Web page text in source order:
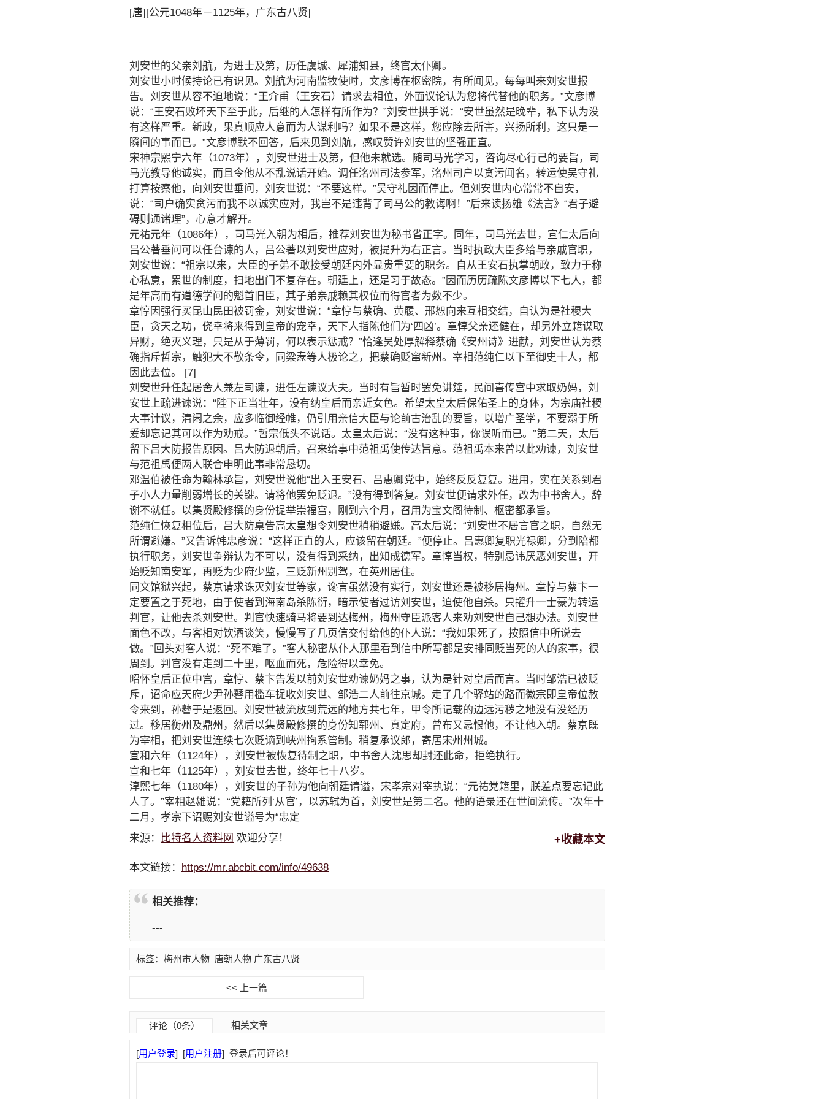
[唐][公元1048年－1125年，广东古八贤]
刘安世的父亲刘航，为进士及第，历任虞城、犀浦知县，终官太仆卿。
刘安世小时候持论已有识见。刘航为河南监牧使时，文彦博在枢密院，有所闻见，每每叫来刘安世报
告。刘安世从容不迫地说：“王介甫（王安石）请求去相位，外面议论认为您将代替他的职务。”文彦博
说：“王安石败坏天下至于此，后继的人怎样有所作为？”刘安世拱手说：“安世虽然是晚辈，私下认为没
有这样严重。新政，果真顺应人意而为人谋利吗？如果不是这样，您应除去所害，兴扬所利，这只是一
瞬间的事而已。”文彦博默不回答，后来见到刘航，感叹赞许刘安世的坚强正直。
宋神宗熙宁六年（1073年），刘安世进士及第，但他未就选。随司马光学习，咨询尽心行己的要旨，司
马光教导他诚实，而且令他从不乱说话开始。调任洺州司法参军，洺州司户以贪污闻名，转运使吴守礼
打算按察他，向刘安世垂问，刘安世说：“不要这样。”吴守礼因而停止。但刘安世内心常常不自安，
说：“司户确实贪污而我不以诚实应对，我岂不是违背了司马公的教诲啊！”后来读扬雄《法言》“君子避
碍则通诸理”，心意才解开。
元祐元年（1086年），司马光入朝为相后，推荐刘安世为秘书省正字。同年，司马光去世，宣仁太后向
吕公著垂问可以任台谏的人，吕公著以刘安世应对，被提升为右正言。当时执政大臣多给与亲戚官职，
刘安世说：“祖宗以来，大臣的子弟不敢接受朝廷内外显贵重要的职务。自从王安石执掌朝政，致力于称
心私意，累世的制度，扫地出门不复存在。朝廷上，还是习于故态。”因而历历疏陈文彦博以下七人，都
是年高而有道德学问的魁首旧臣，其子弟亲戚赖其权位而得官者为数不少。
章惇因强行买昆山民田被罚金，刘安世说：“章惇与蔡确、黄履、邢恕向来互相交结，自认为是社稷大
臣，贪天之功，侥幸将来得到皇帝的宠幸，天下人指陈他们为‘四凶’。章惇父亲还健在，却另外立籍谋取
异财，绝灭义理，只是从于薄罚，何以表示惩戒？”恰逢吴处厚解释蔡确《安州诗》进献，刘安世认为蔡
确指斥哲宗，触犯大不敬条令，同梁焘等人极论之，把蔡确贬窜新州。宰相范纯仁以下至御史十人，都
因此去位。 [7]
刘安世升任起居舍人兼左司谏，进任左谏议大夫。当时有旨暂时罢免讲筵，民间喜传宫中求取奶妈，刘
安世上疏进谏说：“陛下正当壮年，没有纳皇后而亲近女色。希望太皇太后保佑圣上的身体，为宗庙社稷
大事计议，清闲之余，应多临御经帷，仍引用亲信大臣与论前古治乱的要旨，以增广圣学，不要溺于所
爱却忘记其可以作为劝戒。”哲宗低头不说话。太皇太后说：“没有这种事，你误听而已。”第二天，太后
留下吕大防报告原因。吕大防退朝后，召来给事中范祖禹使传达旨意。范祖禹本来曾以此劝谏，刘安世
与范祖禹便两人联合申明此事非常恳切。
邓温伯被任命为翰林承旨，刘安世说他“出入王安石、吕惠卿党中，始终反反复复。进用，实在关系到君
子小人力量削弱增长的关键。请将他罢免贬退。”没有得到答复。刘安世便请求外任，改为中书舍人，辞
谢不就任。以集贤殿修撰的身份提举崇福宫，刚到六个月，召用为宝文阁待制、枢密都承旨。
范纯仁恢复相位后，吕大防禀告高太皇想令刘安世稍稍避嫌。高太后说：“刘安世不居言官之职，自然无
所谓避嫌。”又告诉韩忠彦说：“这样正直的人，应该留在朝廷。”便停止。吕惠卿复职光禄卿，分到陪都
执行职务，刘安世争辩认为不可以，没有得到采纳，出知成德军。章惇当权，特别忌讳厌恶刘安世，开
始贬知南安军，再贬为少府少监，三贬新州别驾，在英州居住。
同文馆狱兴起，蔡京请求诛灭刘安世等家，谗言虽然没有实行，刘安世还是被移居梅州。章惇与蔡卞一
定要置之于死地，由于使者到海南岛杀陈衍，暗示使者过访刘安世，迫使他自杀。只擢升一士豪为转运
判官，让他去杀刘安世。判官快速骑马将要到达梅州，梅州守臣派客人来劝刘安世自己想办法。刘安世
面色不改，与客相对饮酒谈笑，慢慢写了几页信交付给他的仆人说：“我如果死了，按照信中所说去
做。”回头对客人说：“死不难了。”客人秘密从仆人那里看到信中所写都是安排同贬当死的人的家事，很
周到。判官没有走到二十里，呕血而死，危险得以幸免。
昭怀皇后正位中宫，章惇、蔡卞告发以前刘安世劝谏奶妈之事，认为是针对皇后而言。当时邹浩已被贬
斥，诏命应天府少尹孙鼛用槛车捉收刘安世、邹浩二人前往京城。走了几个驿站的路而徽宗即皇帝位赦
令来到，孙鼛于是返回。刘安世被流放到荒远的地方共七年，甲令所记载的边远污秽之地没有没经历
过。移居衡州及鼎州，然后以集贤殿修撰的身份知郓州、真定府，曾布又忌恨他，不让他入朝。蔡京既
为宰相，把刘安世连续七次贬谪到峡州拘系管制。稍复承议郎，寄居宋州州城。
宣和六年（1124年），刘安世被恢复待制之职，中书舍人沈思却封还此命，拒绝执行。
宣和七年（1125年），刘安世去世，终年七十八岁。
淳熙七年（1180年），刘安世的子孙为他向朝廷请谥，宋孝宗对宰执说：“元祐党籍里，朕差点要忘记此
人了。”宰相赵雄说：“党籍所列‘从官’，以苏轼为首，刘安世是第二名。他的语录还在世间流传。”次年十
二月，孝宗下诏赐刘安世谥号为“忠定
来源：
比特名人资料网 欢迎分享！ +收藏本文
本文链接： https://mr.abcbit.com/info/49638
相关推荐：
---
标签： 梅州市人物 唐朝人物 广东古八贤
<< 上一篇
评论（0条） 相关文章
[用户登录] [用户注册] 登录后可评论！